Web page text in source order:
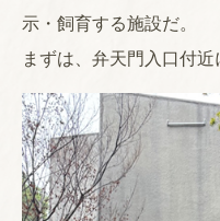
示・飼育する施設だ。
まずは、弁天門入口付近